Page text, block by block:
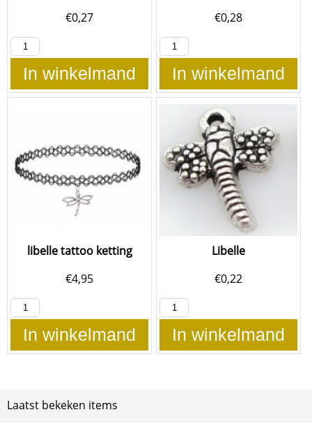
€0,27
In winkelmand
€0,28
In winkelmand
libelle tattoo ketting
€4,95
In winkelmand
Libelle
€0,22
In winkelmand
Laatst bekeken items